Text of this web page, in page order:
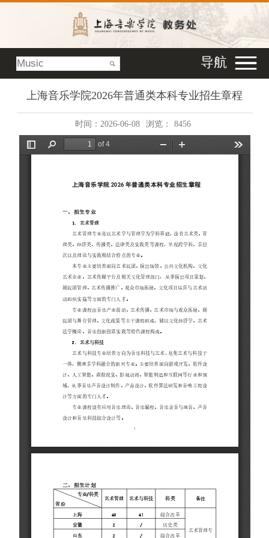
导航
上海音乐学院2026年普通类本科专业招生章程
时间：2026-06-08 浏览： 8456